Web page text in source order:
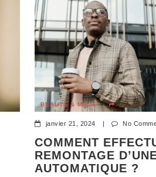
BEAUTÉ & MODE
janvier 21, 2024 | No
COMMENT
REMONTAGE
AUTOMATIQUE ?